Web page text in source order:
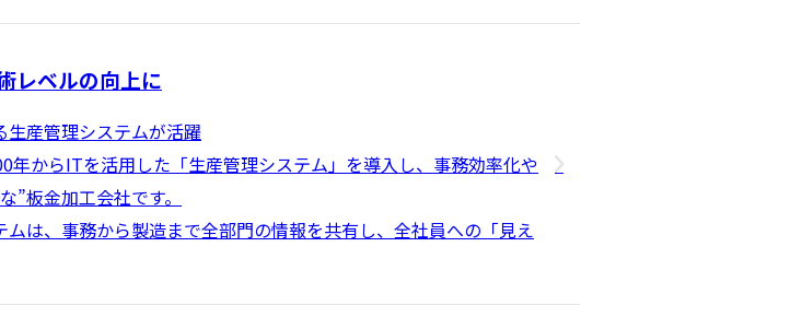
レベルの向上に
生産管理システムが活躍
年からITを活用した「生産管理システム」を導入し、事務効率化や
”板金加工会社です。
は、事務から製造まで全部門の情報を共有し、全社員への「見え